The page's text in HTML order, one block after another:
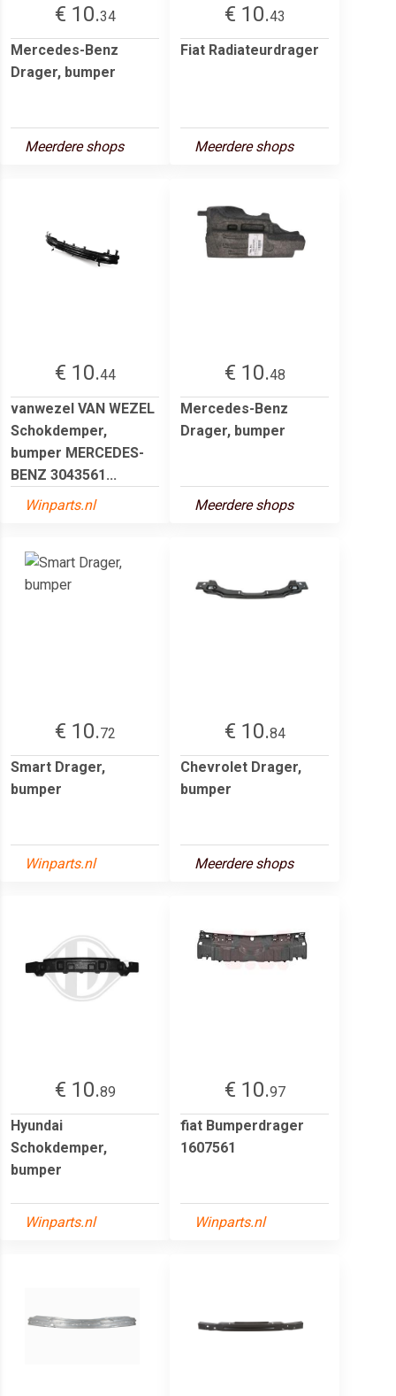
€ 10.34
Mercedes-Benz
Drager, bumper
Meerdere shops
€ 10.43
Fiat Radiateurdrager
Meerdere shops
€ 10.44
vanwezel VAN WEZEL
Schokdemper,
bumper MERCEDES-
BENZ 3043561...
Winparts.nl
€ 10.48
Mercedes-Benz
Drager, bumper
Meerdere shops
€ 10.72
Smart Drager,
bumper
Winparts.nl
€ 10.84
Chevrolet Drager,
bumper
Meerdere shops
€ 10.89
Hyundai
Schokdemper,
bumper
Winparts.nl
€ 10.97
fiat Bumperdrager
1607561
Winparts.nl